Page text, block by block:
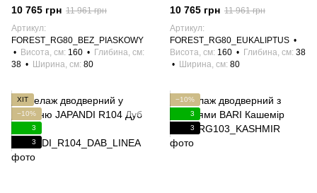
RG80 FOREST Пісочно-
бежевий/сканді ялинка Meble
Piaski
10 765 грн 11 961 грн
Артикул
FOREST_RG80_BEZ_PIASKOWY
Висота, см 160
Глибина, см
38
Ширина, см 80
RG80 FOREST Евкаліпт/сканді
ялинка Meble Piaski
10 765 грн 11 961 грн
Артикул
FOREST_RG80_EUKALIPTUS
Висота, см 160 Глибина, см 38
Ширина, см 80
ХІТ
−10%
3
3
−10%
3
3